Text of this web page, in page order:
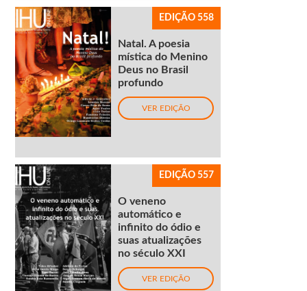
EDIÇÃO 558
Natal. A poesia
mística do Menino
Deus no Brasil
profundo
VER EDIÇÃO
EDIÇÃO 557
O veneno
automático e
infinito do ódio e
suas atualizações
no século XXI
VER EDIÇÃO